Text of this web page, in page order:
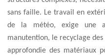
sans faille. Le travail en
de la météo, exige une
manutention, le recyclage
approfondie des matériaux